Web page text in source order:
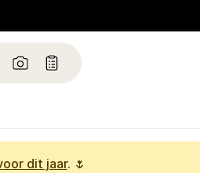
dit jaar. 🌷